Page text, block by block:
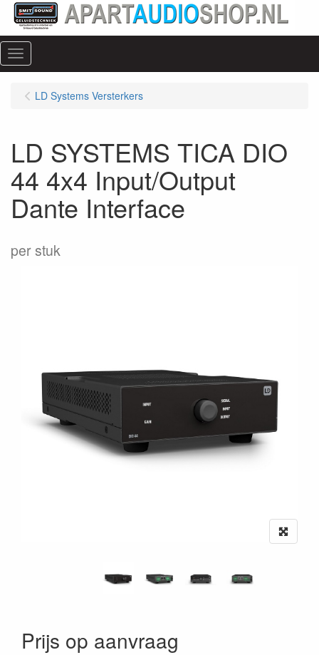
Menu
LD Systems Versterkers
LD SYSTEMS TICA DIO
44 4x4 Input/Output
Dante Interface
per stuk
Prijs op aanvraag